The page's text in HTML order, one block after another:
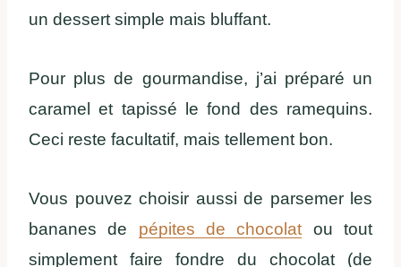
un dessert simple mais bluffant.
Pour plus de gourmandise, j’ai préparé un
caramel et tapissé le fond des ramequins.
Ceci reste facultatif, mais tellement bon.
Vous pouvez choisir aussi de parsemer les
bananes de pépites de chocolat ou tout
simplement faire fondre du chocolat (de